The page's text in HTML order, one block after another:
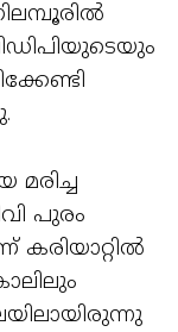
പുരം
കരിയാറ്റില്‍